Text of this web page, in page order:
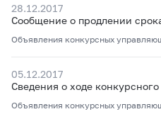
28.12.2017
Сообщение о продлении
Объявления конкурсных
05.12.2017
Сведения о ходе конкурсного
Объявления конкурсных